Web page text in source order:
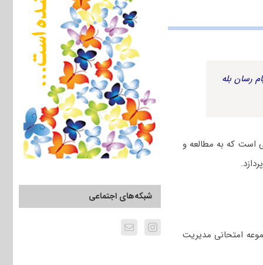
رسان بله
است که به مطالعه و
امتحانی ﻣﺪﻳﺮﻳﺖ
شبکه‌های اجتماعی